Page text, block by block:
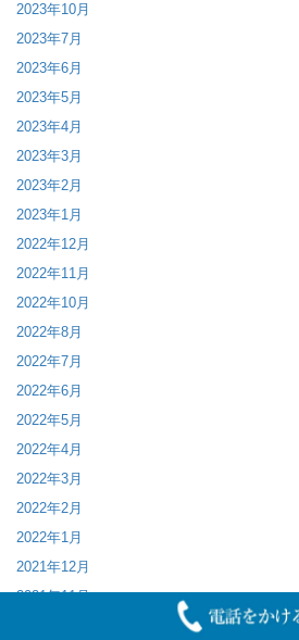
2023年10月
2023年7月
2023年6月
2023年5月
2023年4月
2023年3月
2023年2月
2023年1月
2022年12月
2022年11月
2022年10月
2022年8月
2022年7月
2022年6月
2022年5月
2022年4月
2022年3月
2022年2月
2022年1月
2021年12月
2021年11月